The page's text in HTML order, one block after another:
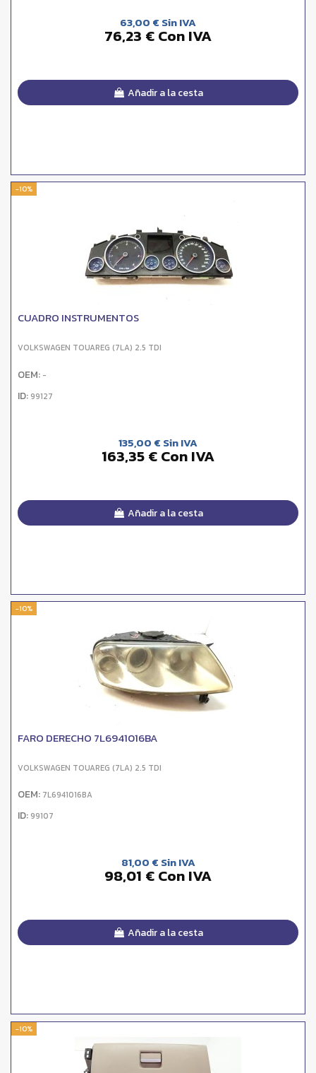
63,00 € Sin IVA
76,23 € Con IVA
Añadir a la cesta
-10%
CUADRO INSTRUMENTOS
VOLKSWAGEN TOUAREG (7LA) 2.5 TDI
OEM: -
ID: 99127
135,00 € Sin IVA
163,35 € Con IVA
Añadir a la cesta
-10%
FARO DERECHO 7L6941016BA
VOLKSWAGEN TOUAREG (7LA) 2.5 TDI
OEM: 7L6941016BA
ID: 99107
81,00 € Sin IVA
98,01 € Con IVA
Añadir a la cesta
-10%